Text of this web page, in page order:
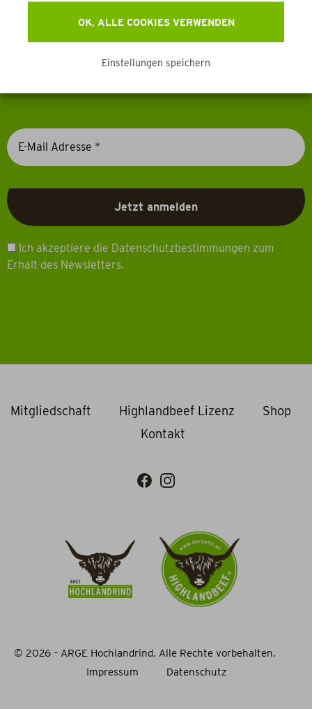
OK, ALLE COOKIES VERWENDEN
Einstellungen speichern
Erhalten Sie Aktuelles, Events & mehr direkt in Ihr
Ich akzeptiere die Datenschutzbestimmungen zum
Erhalt des Newsletters.
Mitgliedschaft Highlandbeef Lizenz
Shop
Kontakt
© 2026 – ARGE Hochlandrind. Alle Rechte vorbehalten.
Impressum
Datenschutz